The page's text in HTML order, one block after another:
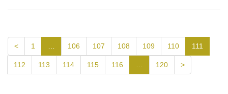
< 1 106 107 108 109 110 111
112 113 114 115 116 120 >